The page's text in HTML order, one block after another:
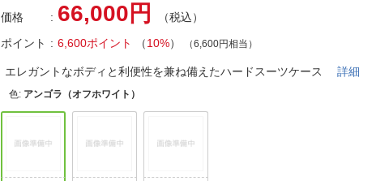
ご利用ガイド
よくある質問・お問合せ
価格 66,000円
（税込）
ポイント
6,600ポイント （10%） （6,600円相当）
エレガントなボディと利便性を兼ね備えたハードスーツケース詳細
色: アンゴラ（オフホワイト）